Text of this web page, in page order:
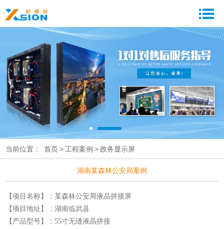
当前位置： 首页> 工程案例 >政务显示屏
湖南某森林公安局案例
【项目名称】：某森林公安局液晶拼接屏
【项目地址】：湖南临武县
【产品型号】：55寸无缝液晶拼接